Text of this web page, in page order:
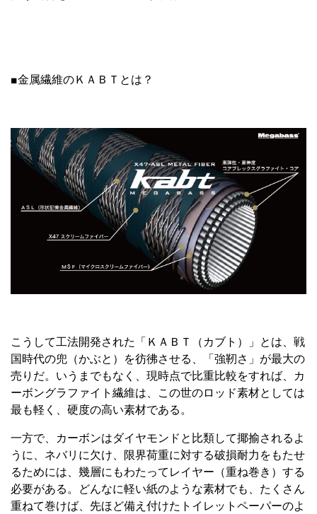
■金属繊維のＫＡＢＴとは？
こうして工法開発された「ＫＡＢＴ（カブト）」とは、戦
国時代の兜（かぶと）を彷彿させる、「強靭さ」が最大の
売りだ。いうまでもなく、現時点で比重比較をすれば、カ
ーボングラファイト繊維は、この世のロッド素材としては
最も軽く、硬度の高い素材である。
一方で、カーボンはダイヤモンドと比類して揶揄されるよ
うに、ネバリに欠け、限界荷重に対する破損耐力をもたせ
るためには、幾層にもわたってレイヤー（重ね巻き）する
必要がある。どんなに軽い紙のような素材でも、たくさん
重ねて巻けば、先ほど備え付けたトイレットペーパーのよ